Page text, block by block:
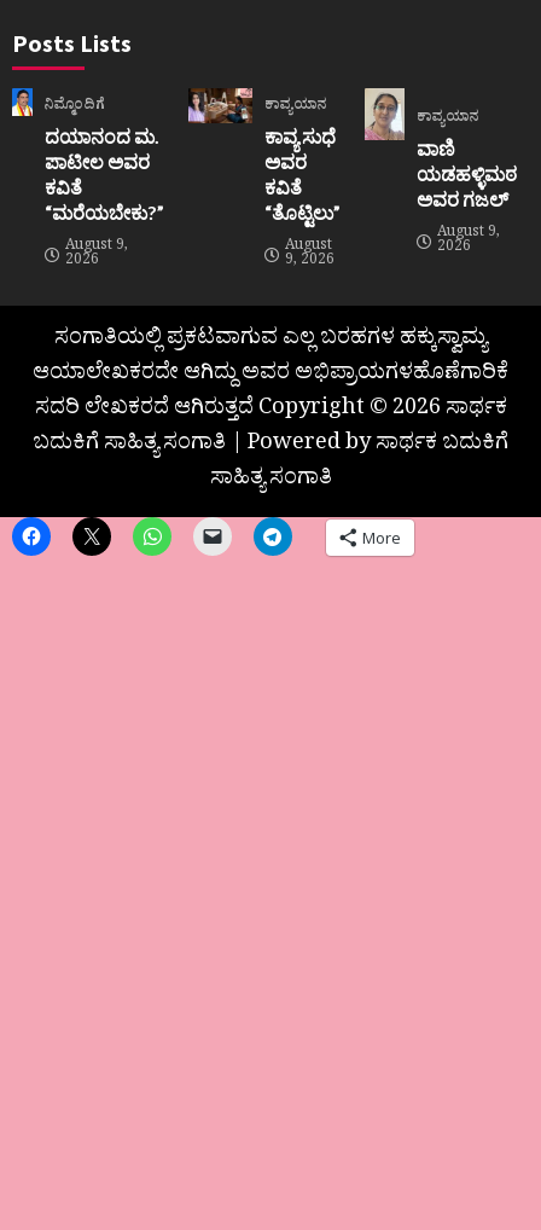
Posts Lists
ನಿಮ್ಮೊಂದಿಗೆ
ದಯಾನಂದ ಮ.
ಪಾಟೀಲ ಅವರ
ಕವಿತೆ
“ಮರೆಯಬೇಕು?”
August 9,
2026
ಕಾವ್ಯಯಾನ
ಕಾವ್ಯ ಸುಧೆ
ಅವರ
ಕವಿತೆ
“ತೊಟ್ಟಿಲು”
August
9, 2026
ಕಾವ್ಯಯಾನ
ವಾಣಿ
ಯಡಹಳ್ಳಿಮಠ
ಅವರ ಗಜಲ್
August 9,
2026
ಸಂಗಾತಿಯಲ್ಲಿ ಪ್ರಕಟವಾಗುವ ಎಲ್ಲ ಬರಹಗಳ ಹಕ್ಕುಸ್ವಾಮ್ಯ
ಆಯಾಲೇಖಕರದೇ ಆಗಿದ್ದು ಅವರ ಅಭಿಪ್ರಾಯಗಳಹೊಣೆಗಾರಿಕೆ
ಸದರಿ ಲೇಖಕರದೆ ಆಗಿರುತ್ತದೆ Copyright © 2026 ಸಾರ್ಥಕ
ಬದುಕಿಗೆ ಸಾಹಿತ್ಯ ಸಂಗಾತಿ | Powered by ಸಾರ್ಥಕ ಬದುಕಿಗೆ
ಸಾಹಿತ್ಯ ಸಂಗಾತಿ
More